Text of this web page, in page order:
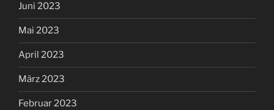
Juni 2023
Mai 2023
April 2023
März 2023
Februar 2023